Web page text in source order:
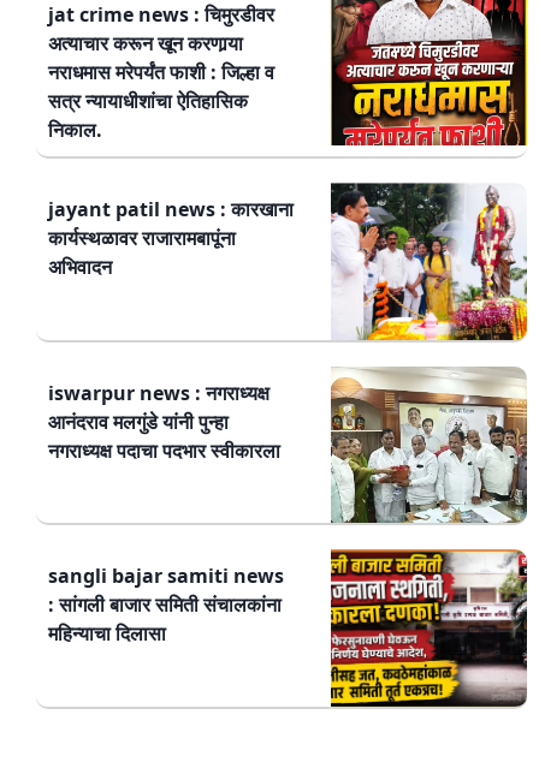
jat crime news : चिमुरडीवर
अत्याचार करून खून करणार्‍या
नराधमास मरेपर्यंत फाशी : जिल्हा व
सत्र न्यायाधीशांचा ऐतिहासिक
निकाल.
jayant patil news : कारखाना
कार्यस्थळावर राजारामबापूंना
अभिवादन
iswarpur news : नगराध्यक्ष
आनंदराव मलगुंडे यांनी पुन्हा
नगराध्यक्ष पदाचा पदभार स्वीकारला
sangli bajar samiti news
: सांगली बाजार समिती संचालकांना
महिन्याचा दिलासा